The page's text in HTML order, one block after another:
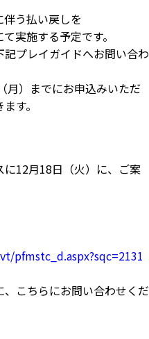
う払い戻しを
実施する予定です。
プレイガイドへお問い合わ
）までにお申込みいただ
す。
12月18日（火）に、ご案
pfmstc_d.aspx?sqc=2131
こちらにお問い合わせくだ